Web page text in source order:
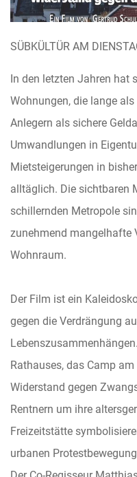
SÜBKÜLTÜR AM
In den letzten Jahren hat
Wohnungen, die lange
Anlegern als sichere
Umwandlungen in
Mietsteigerungen in
alltäglich. Die sichtbaren
schillernden Metropole
zunehmend mangelhafte
Wohnraum.
Der Film ist ein
gegen die Verdrängung
Rathauses, das Camp
Widerstand gegen
Rentnern um ihre
Freizeitstätte
urbanen